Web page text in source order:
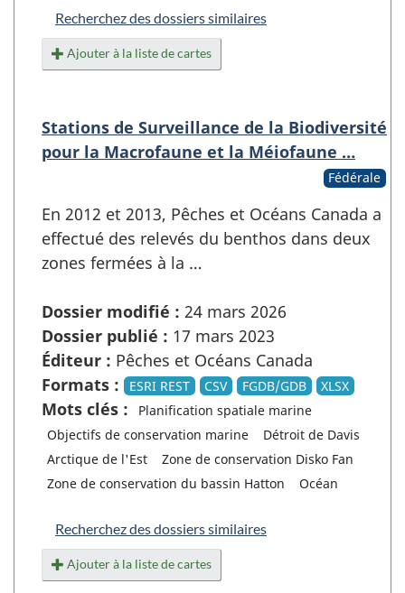
Recherchez des dossiers similaires
Ajouter à la liste de cartes
Stations de Surveillance de la Biodiversité
pour la Macrofaune et la Méiofaune …
Fédérale
En 2012 et 2013, Pêches et Océans Canada a
effectué des relevés du benthos dans deux
zones fermées à la …
Dossier modifié : 24 mars 2026
Dossier publié : 17 mars 2023
Éditeur : Pêches et Océans Canada
Formats :
ESRI REST CSV FGDB/GDB XLSX
Mots clés :
Planification spatiale marine
Objectifs de conservation marine
Détroit de Davis
Arctique de l'Est
Zone de conservation Disko Fan
Zone de conservation du bassin Hatton
Océan
Recherchez des dossiers similaires
Ajouter à la liste de cartes